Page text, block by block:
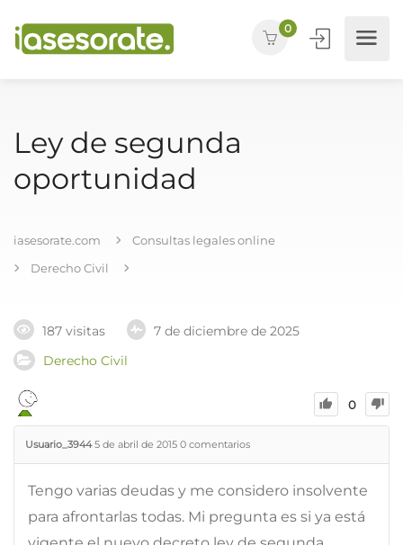
0
Ley de segunda
oportunidad
iasesorate.com
Consultas legales online
Derecho Civil
187 visitas
7 de diciembre de 2025
Derecho Civil
0
Usuario_3944 5 de abril de 2015 0 comentarios
Tengo varias deudas y me considero insolvente
para afrontarlas todas. Mi pregunta es si ya está